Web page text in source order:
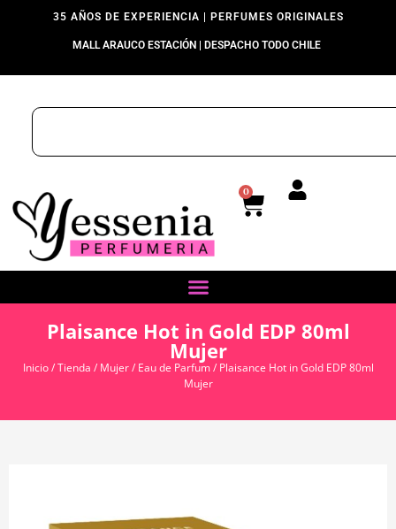
35 AÑOS DE EXPERIENCIA | PERFUMES ORIGINALES
MALL ARAUCO ESTACIÓN | DESPACHO TODO CHILE
0
Plaisance Hot in Gold EDP 80ml
Mujer
Inicio/Tienda / Mujer/ Eau de Parfum/ Plaisance Hot in Gold EDP 80ml
Mujer